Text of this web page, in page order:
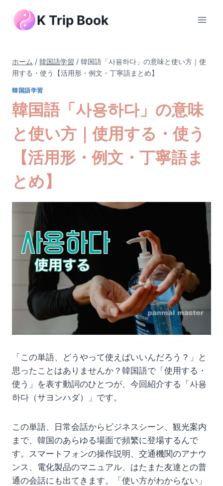
K Trip Book
ホーム / 韓国語学習 / 韓国語「사용하다」の意味と使い方｜使
用する・使う【活用形・例文・丁寧語まとめ】
韓国語学習
韓国語「사용하다」の意味
と使い方｜使用する・使う
【活用形・例文・丁寧語ま
とめ】
「この単語、どうやって使えばいいんだろう？」と
思ったことはありませんか？韓国語で「使用する・
使う」を表す動詞のひとつが、今回紹介する「사용
하다（サヨンハダ）」です。
この単語、日常会話からビジネスシーン、観光案内
まで、韓国のあらゆる場面で頻繁に登場するんで
す。スマートフォンの操作説明、交通機関のアナウ
ンス、電化製品のマニュアル、はたまた友達との普
通の会話にも出てきます。「使い方がわからない」